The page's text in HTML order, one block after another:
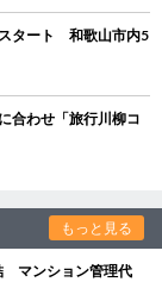
タート 和歌山市内5
合わせ「旅行川柳コ
もっと見る
マンション管理代